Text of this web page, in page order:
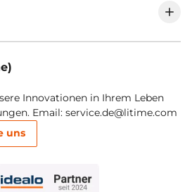
lithium batteri
Innovationen in Ihrem Leben
Email: service.de@litime.com
uns